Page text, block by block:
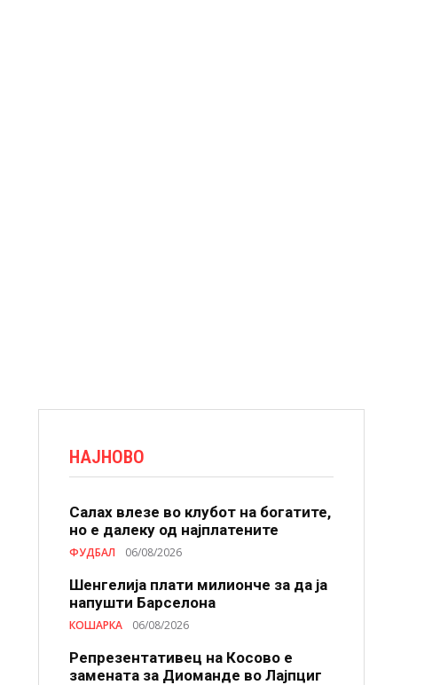
НАЈНОВО
Салах влезе во клубот на богатите,
но е далеку од најплатените
ФУДБАЛ 06/08/2026
Шенгелија плати милионче за да ја
напушти Барселона
КОШАРКА 06/08/2026
Репрезентативец на Косово е
замената за Диоманде во Лајпциг